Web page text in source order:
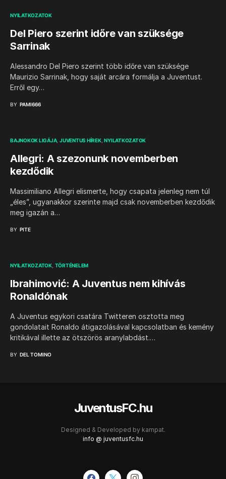
NYILATKOZATOK
Del Piero szerint időre van szüksége
Sarrinak
Alessandro Del Piero szerint több időre van szüksége
Maurizio Sarrinak, hogy saját arcára formálja a Juventust.
Erről egy…
BY PAMI666
BAJNOKOK LIGÁJA JUVENTUS HÍREK NYILATKOZATOK
Allegri: A szezonunk novemberben
kezdődik
Massimiliano Allegri elismerte, hogy csapata jelenleg nem túl
„éles”, ugyanakkor szerinte majd csak novemberben kezdődik
meg igazán a…
BY PITE
NYILATKOZATOK TÖRTÉNELEM
Ibrahimović: A Juventus nem kihívás
Ronaldónak
A Juventus egykori csatára Twitteren osztotta meg
gondolatait Ronaldo átigazolásával kapcsolatban és kemény
kritikával illette az ötszörös aranylabdást.…
BY DEL TOMINO
JuventusFC.hu
Designed & Developed by kampat.
info @ juventusfc.hu